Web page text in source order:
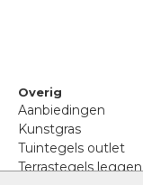
Overig
Aanbiedingen
Kunstgras
Tuintegels outlet
Terrastegels leggen